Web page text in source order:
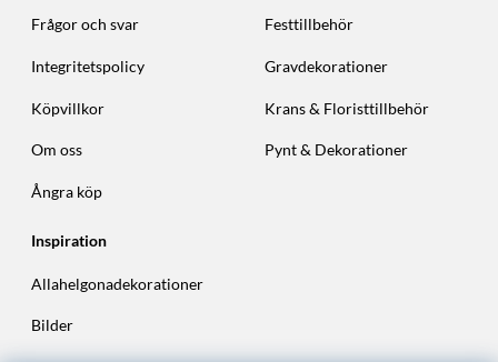
Frågor och svar
Integritetspolicy
Köpvillkor
Om oss
Ångra köp
Festtillbehör
Gravdekorationer
Krans & Floristtillbehör
Pynt & Dekorationer
Inspiration
Allahelgonadekorationer
Bilder